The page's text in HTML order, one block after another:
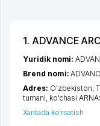
1. ADVANCE
Yuridik nomi:
Brend nomi:
Adres: O'zbekiston,
tumani, ko'chasi
Xaritada ko'rsatish